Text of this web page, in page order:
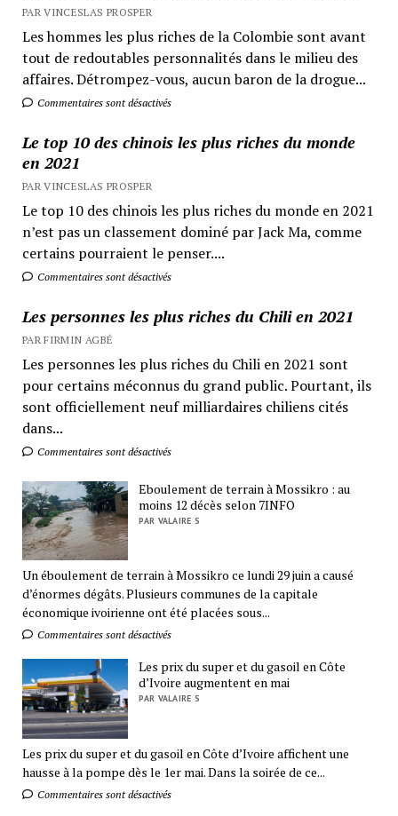
PAR VINCESLAS PROSPER
Les hommes les plus riches de la Colombie sont avant
tout de redoutables personnalités dans le milieu des
affaires. Détrompez-vous, aucun baron de la drogue...
Commentaires sont désactivés
Le top 10 des chinois les plus riches du monde
en 2021
PAR VINCESLAS PROSPER
Le top 10 des chinois les plus riches du monde en 2021
n’est pas un classement dominé par Jack Ma, comme
certains pourraient le penser....
Commentaires sont désactivés
Les personnes les plus riches du Chili en 2021
PAR FIRMIN AGBÉ
Les personnes les plus riches du Chili en 2021 sont
pour certains méconnus du grand public. Pourtant, ils
sont officiellement neuf milliardaires chiliens cités
dans...
Commentaires sont désactivés
Eboulement de terrain à Mossikro : au
moins 12 décès selon 7INFO
PAR VALAIRE S
Un éboulement de terrain à Mossikro ce lundi 29 juin a causé
d’énormes dégâts. Plusieurs communes de la capitale
économique ivoirienne ont été placées sous...
Commentaires sont désactivés
Les prix du super et du gasoil en Côte
d’Ivoire augmentent en mai
PAR VALAIRE S
Les prix du super et du gasoil en Côte d’Ivoire affichent une
hausse à la pompe dès le 1er mai. Dans la soirée de ce...
Commentaires sont désactivés